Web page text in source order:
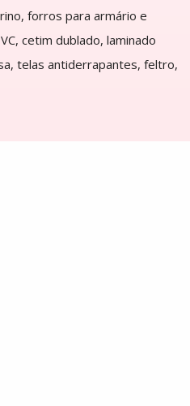
forros para armário e
cetim dublado, laminado
telas antiderrapantes, feltro,